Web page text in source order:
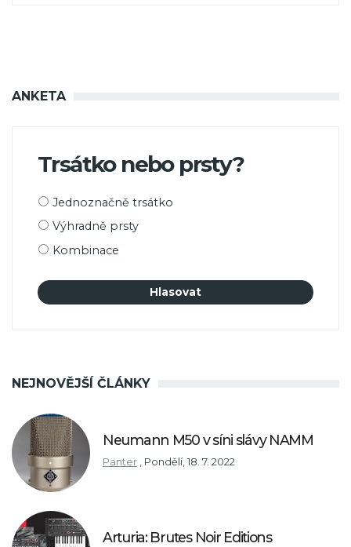
ANKETA
Trsátko nebo prsty?
Možnosti
Jednoznačně trsátko
Výhradně prsty
Kombinace
NEJNOVĚJŠÍ ČLÁNKY
Neumann M50 v síni slávy NAMM
Panter Pondělí, 18. 7. 2022
Arturia: Brutes Noir Editions